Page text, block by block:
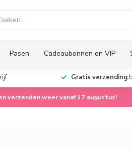
Pasen Cadeaubonnen en VIP
Gratis verzending
verzenden weer vanaf 17 augustus!